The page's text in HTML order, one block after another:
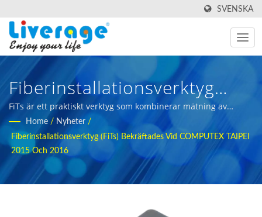
SVENSKA
Fiberinstallationsverktyg
(FiTs) Bekräftades Vid
COMPUTEX TAIPEI 2015 Och
2016 | Optiska Transceivrar
För 5g Och
Telekommunikationsnätverk
FiTs är ett praktiskt verktyg som kombinerar mätning av
fiberkontroll, effektmätare och ljuskälla. | innovativa
fiberoptiska testverktyg för datacenter
Home / Nyheter /
Fiberinstallationsverktyg (FiTs) Bekräftades Vid COMPUTEX TAIPEI
2015 Och 2016